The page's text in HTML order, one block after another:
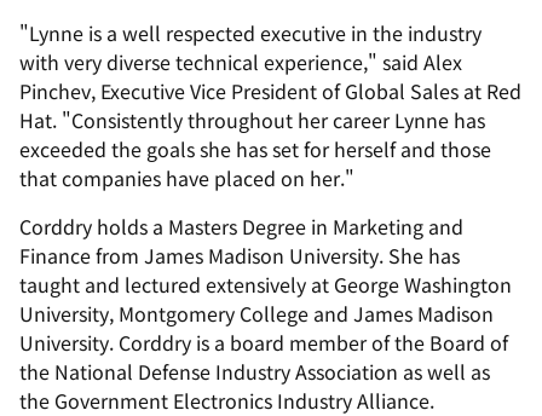
"Lynne is a well respected executive in the industry
with very diverse technical experience," said Alex
Pinchev, Executive Vice President of Global Sales at Red
Hat. "Consistently throughout her career Lynne has
exceeded the goals she has set for herself and those
that companies have placed on her."
Corddry holds a Masters Degree in Marketing and
Finance from James Madison University. She has
taught and lectured extensively at George Washington
University, Montgomery College and James Madison
University. Corddry is a board member of the Board of
the National Defense Industry Association as well as
the Government Electronics Industry Alliance.